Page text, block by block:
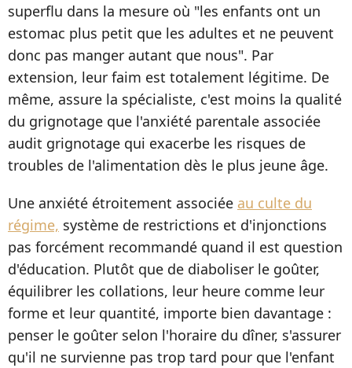
superflu dans la mesure où "les enfants ont un
estomac plus petit que les adultes et ne peuvent
donc pas manger autant que nous". Par
extension, leur faim est totalement légitime. De
même, assure la spécialiste, c'est moins la qualité
du grignotage que l'anxiété parentale associée
audit grignotage qui exacerbe les risques de
troubles de l'alimentation dès le plus jeune âge.
Une anxiété étroitement associée au culte du
régime, système de restrictions et d'injonctions
pas forcément recommandé quand il est question
d'éducation. Plutôt que de diaboliser le goûter,
équilibrer les collations, leur heure comme leur
forme et leur quantité, importe bien davantage :
penser le goûter selon l'horaire du dîner, s'assurer
qu'il ne survienne pas trop tard pour que l'enfant